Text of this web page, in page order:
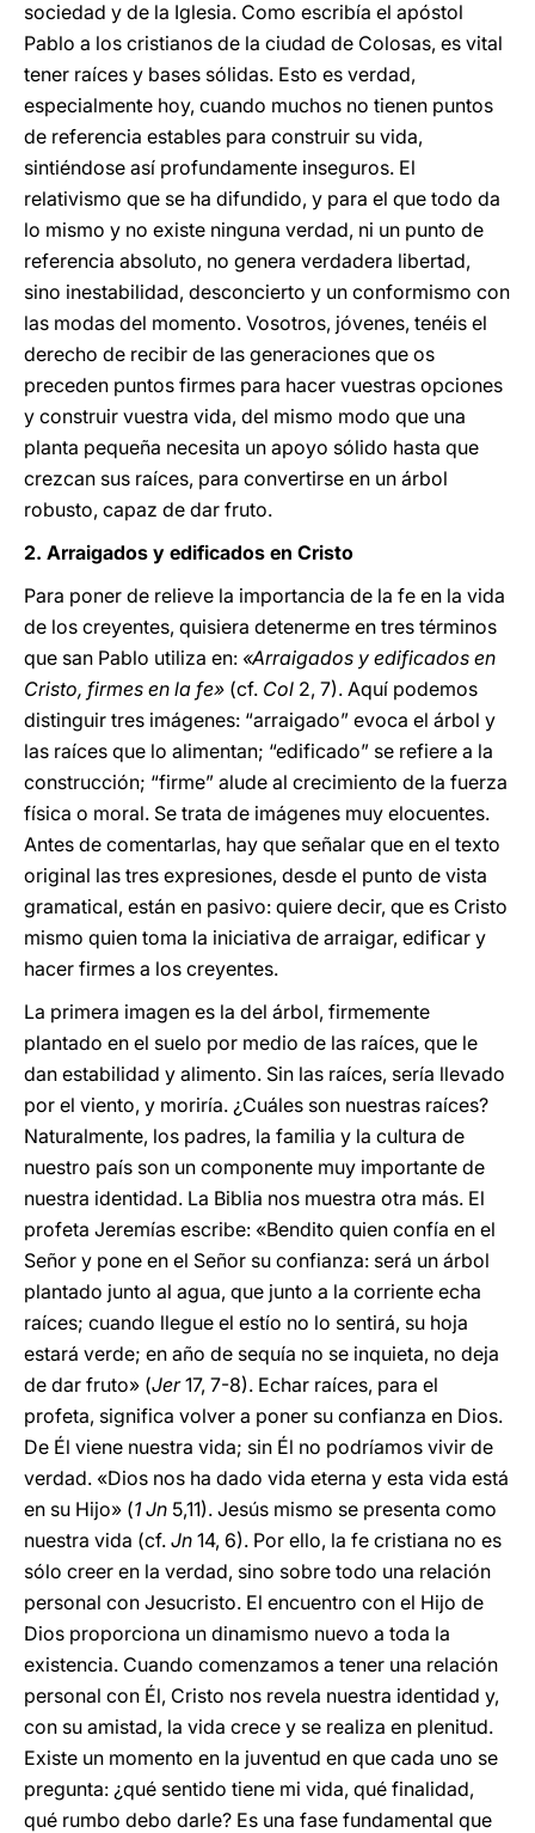
sociedad y de la Iglesia. Como escribía el apóstol
Pablo a los cristianos de la ciudad de Colosas, es vital
tener raíces y bases sólidas. Esto es verdad,
especialmente hoy, cuando muchos no tienen puntos
de referencia estables para construir su vida,
sintiéndose así profundamente inseguros. El
relativismo que se ha difundido, y para el que todo da
lo mismo y no existe ninguna verdad, ni un punto de
referencia absoluto, no genera verdadera libertad,
sino inestabilidad, desconcierto y un conformismo con
las modas del momento. Vosotros, jóvenes, tenéis el
derecho de recibir de las generaciones que os
preceden puntos firmes para hacer vuestras opciones
y construir vuestra vida, del mismo modo que una
planta pequeña necesita un apoyo sólido hasta que
crezcan sus raíces, para convertirse en un árbol
robusto, capaz de dar fruto.
2. Arraigados y edificados en Cristo
Para poner de relieve la importancia de la fe en la vida
de los creyentes, quisiera detenerme en tres términos
que san Pablo utiliza en: «Arraigados y edificados en
Cristo, firmes en la fe» (cf. Col 2, 7). Aquí podemos
distinguir tres imágenes: “arraigado” evoca el árbol y
las raíces que lo alimentan; “edificado” se refiere a la
construcción; “firme” alude al crecimiento de la fuerza
física o moral. Se trata de imágenes muy elocuentes.
Antes de comentarlas, hay que señalar que en el texto
original las tres expresiones, desde el punto de vista
gramatical, están en pasivo: quiere decir, que es Cristo
mismo quien toma la iniciativa de arraigar, edificar y
hacer firmes a los creyentes.
La primera imagen es la del árbol, firmemente
plantado en el suelo por medio de las raíces, que le
dan estabilidad y alimento. Sin las raíces, sería llevado
por el viento, y moriría. ¿Cuáles son nuestras raíces?
Naturalmente, los padres, la familia y la cultura de
nuestro país son un componente muy importante de
nuestra identidad. La Biblia nos muestra otra más. El
profeta Jeremías escribe: «Bendito quien confía en el
Señor y pone en el Señor su confianza: será un árbol
plantado junto al agua, que junto a la corriente echa
raíces; cuando llegue el estío no lo sentirá, su hoja
estará verde; en año de sequía no se inquieta, no deja
de dar fruto» (Jer17, 7-8). Echar raíces, para el
profeta, significa volver a poner su confianza en Dios.
De Él viene nuestra vida; sin Él no podríamos vivir de
verdad. «Dios nos ha dado vida eterna y esta vida está
en su Hijo» (1 Jn 5,11). Jesús mismo se presenta como
nuestra vida (cf. Jn 14, 6). Por ello, la fe cristiana no es
sólo creer en la verdad, sino sobre todo una relación
personal con Jesucristo. El encuentro con el Hijo de
Dios proporciona un dinamismo nuevo a toda la
existencia. Cuando comenzamos a tener una relación
personal con Él, Cristo nos revela nuestra identidad y,
con su amistad, la vida crece y se realiza en plenitud.
Existe un momento en la juventud en que cada uno se
pregunta: ¿qué sentido tiene mi vida, qué finalidad,
qué rumbo debo darle? Es una fase fundamental que